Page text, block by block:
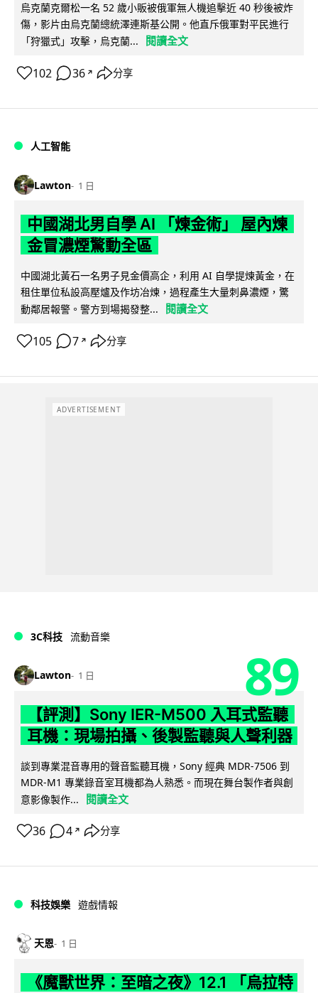
烏克蘭克爾松一名 52 歲小販被俄軍無人機追擊近 40 秒後被炸
傷，影片由烏克蘭總統澤連斯基公開。他直斥俄軍對平民進行
「狩獵式」攻擊，烏克蘭...
閱讀全文
102 36 ↗ 分享
人工智能
Lawton 1 日
中國湖北男自學 AI 「煉金術」 屋內煉
金冒濃煙驚動全區
中國湖北黃石一名男子見金價高企，利用 AI 自學提煉黃金，在
租住單位私設高壓爐及作坊冶煉，過程產生大量刺鼻濃煙，驚
動鄰居報警。警方到場揭發整...
閱讀全文
105 7 ↗ 分享
ADVERTISEMENT
3C科技 流動音樂
Lawton 1 日 89
【評測】Sony IER-M500 入耳式監聽
耳機：現場拍攝、後製監聽與人聲利器
談到專業混音專用的聲音監聽耳機，Sony 經典 MDR-7506 到
MDR-M1 專業錄音室耳機都為人熟悉。而現在舞台製作者與創
意影像製作...
閱讀全文
36 4 ↗ 分享
科技娛樂 遊戲情報
天恩 1 日
《魔獸世界：至暗之夜》12.1 「烏拉特